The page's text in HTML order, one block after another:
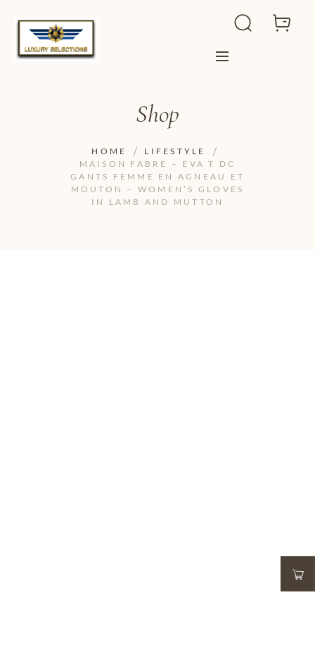
Shop
HOME
LIFESTYLE
MAISON FABRE – EVA T DC
GANTS FEMME EN AGNEAU ET
MOUTON – WOMEN’S GLOVES
IN LAMB AND MUTTON